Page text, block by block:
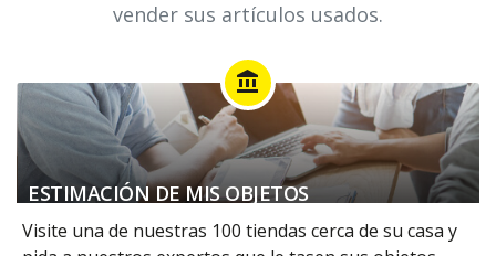
vender sus artículos usados.
account_balance
ESTIMACIÓN DE MIS OBJETOS
Visite una de nuestras 100 tiendas cerca de su casa y